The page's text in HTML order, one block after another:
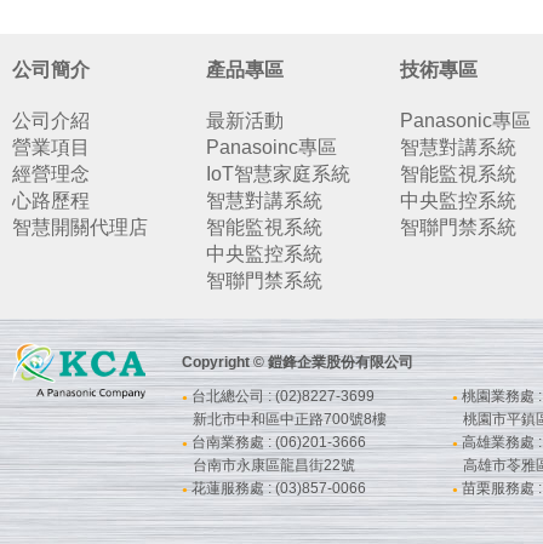
公司簡介
公司介紹
營業項目
經營理念
心路歷程
智慧開關代理店
產品專區
最新活動
Panasoinc專區
IoT智慧家庭系統
智慧對講系統
智能監視系統
中央監控系統
智聯門禁系統
技術專區
Panasonic專區
智慧對講系統
智能監視系統
中央監控系統
智聯門禁系統
Copyright © 鎧鋒企業股份有限公司
●台北總公司 : (02)8227-3699
新北市中和區中正路700號8樓
● 桃園業務處
桃園市平鎮
● 台南業務處 : (06)201-3666
台南市永康區龍昌街22號
●高雄業務處
高雄市苓雅
●花蓮服務處 : (03)857-0066 ● 苗栗服務處